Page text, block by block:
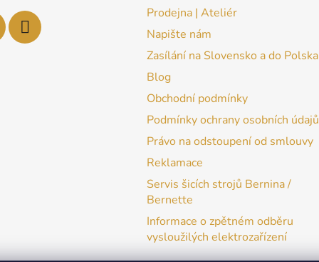
Prodejna | Ateliér
Napište nám
Zasílání na Slovensko a do Polska
Blog
Obchodní podmínky
Podmínky ochrany osobních údajů
Právo na odstoupení od smlouvy
Reklamace
Servis šicích strojů Bernina /
Bernette
Informace o zpětném odběru
vysloužilých elektrozařízení